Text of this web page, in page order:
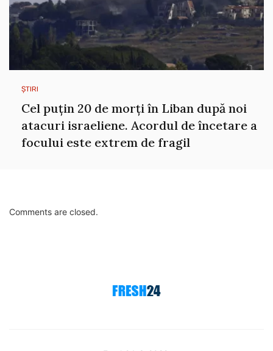
ȘTIRI
Cel puțin 20 de morți în Liban după noi
atacuri israeliene. Acordul de încetare a
focului este extrem de fragil
Comments are closed.